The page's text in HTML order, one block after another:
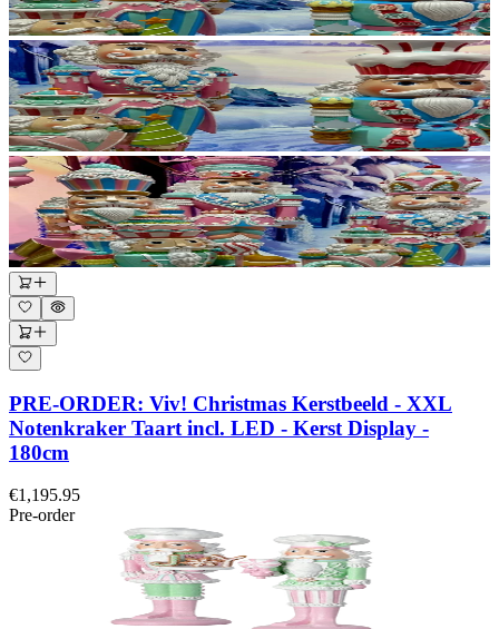
PRE-ORDER: Viv! Christmas Kerstbeeld - XXL
Notenkraker Taart incl. LED - Kerst Display -
180cm
€1,195.95
Pre-order